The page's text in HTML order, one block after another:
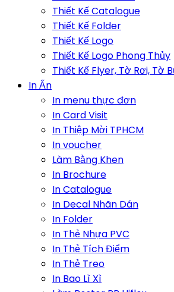
Thiết Kế Catalogue
Thiết Kế Folder
Thiết Kế Logo
Thiết Kế Logo Phong Thủy
Thiết Kế Flyer, Tờ Rơi, Tờ
In Ấn
In menu thực đơn
In Card Visit
In Thiệp Mời TPHCM
In voucher
Làm Bằng Khen
In Brochure
In Catalogue
In Decal Nhãn Dán
In Folder
In Thẻ Nhựa PVC
In Thẻ Tích Điểm
In Thẻ Treo
In Bao Lì Xì